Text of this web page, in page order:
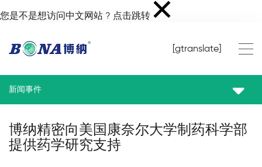
您是不是想访问中文网站 ? 点击跳转
[gtranslate]
新闻事件
博纳精密向美国康奈尔大学制药科学部
提供药学研究支持